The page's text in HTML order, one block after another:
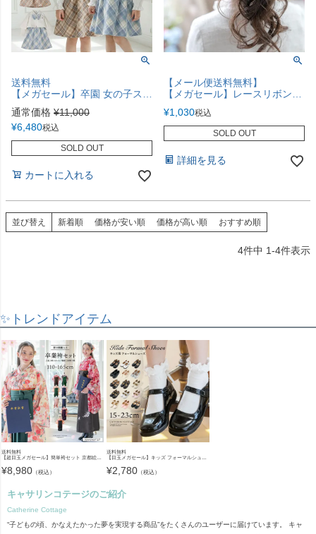
送料無料
【メガセール】卒園 女の子スーツ 小学校入学式 ケープ付き チェック柄ワンピース セットアップ 4点セット[長袖ワンピース,ケープ,リボン,ワッペン] フォーマル 女子スーツ 小学生 キッズ 白 水色 ベージュ TAK キャサリンコテージ
通常価格 ¥11,000
¥6,480税込
SOLD OUT
カートに入れる
【メール便送料無料】
【メガセール】レースリボンバレッタ キャサリンコテージ 髪飾り 髪留め ヘアアクセサリー アクセサリー YUP6《メール便優先商品》
¥1,030税込
SOLD OUT
詳細を見る
並び替え 新着順 価格が安い順 価格が高い順 おすすめ順
4件中 1-4件表示
✨トレンドアイテム
送料無料
【超目玉メガセール】簡単袴セット 京都絵師描き下ろし新柄 2025年3月卒業 着付け かんたん袴 袴セット 小学校 卒業式 卒園式 女の子 袴 保育園 年長袴 簡単着付け 刺繍入り 和装 着物 七五三 [
¥8,980 （税込）
送料無料
【目玉メガセール】キッズ フォーマルシューズ 子供靴 フォーマルシューズ 女の子 ワンストラップ かかとクッション入りで靴擦れしにくい キッズ 入学式 卒業式 TAK ドレスシューズ
¥2,780 （税込）
キャサリンコテージのご紹介
Catherine Cottage
“子どもの頃、かなえたかった夢を実現する商品”をたくさんのユーザーに届けています。 キャ